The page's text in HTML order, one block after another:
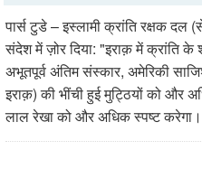
पार्स टुडे – इस्लामी क्रांति रक्षक
संदेश में ज़ोर दिया: "इराक़ में क्रांति के
अभूतपूर्व अंतिम संस्कार, अमेरिकी
इराक़) की भींची हुई मुट्ठियों को
लाल रेखा को और अधिक स्पष्ट